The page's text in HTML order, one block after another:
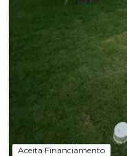
Aceita Financiamento